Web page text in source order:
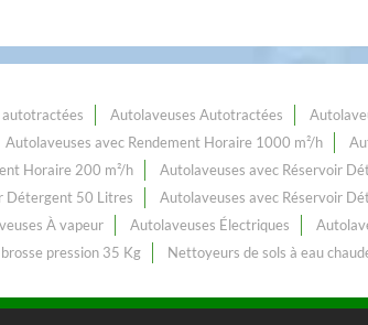
Autolaveuses Autotractées
Autolaveuses avec Rendement Horaire 1000 m²/h
Horaire 200 m²/h Autolaveuses avec Réservoir
Détergent 50 Litres Autolaveuses avec Réservoir
À vapeur Autolaveuses Électriques
pression 35 Kg Nettoyeurs de sols à eau